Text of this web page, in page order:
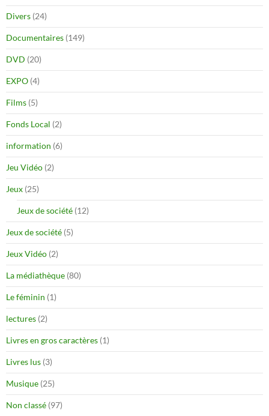
Divers (24)
Documentaires (149)
DVD (20)
EXPO (4)
Films (5)
Fonds Local (2)
information (6)
Jeu Vidéo (2)
Jeux (25)
Jeux de société (12)
Jeux de société (5)
Jeux Vidéo (2)
La médiathèque (80)
Le féminin (1)
lectures (2)
Livres en gros caractères (1)
Livres lus (3)
Musique (25)
Non classé (97)